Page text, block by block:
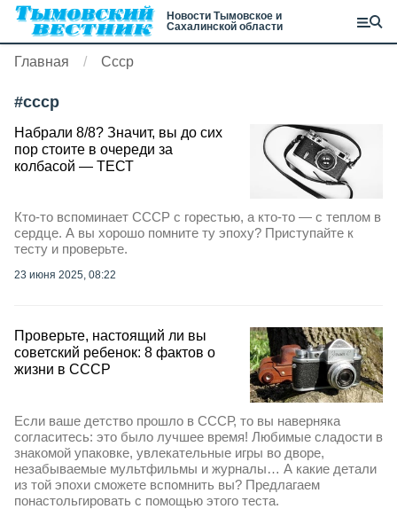
Новости Тымовское и
Сахалинской области
Главная Ссср
#ссср
Набрали 8/8? Значит, вы до сих
пор стоите в очереди за
колбасой — ТЕСТ
Кто-то вспоминает СССР с горестью, а кто-то — с теплом в
сердце. А вы хорошо помните ту эпоху? Приступайте к
тесту и проверьте.
23 июня 2025, 08:22
Проверьте, настоящий ли вы
советский ребенок: 8 фактов о
жизни в СССР
Если ваше детство прошло в СССР, то вы наверняка
согласитесь: это было лучшее время! Любимые сладости в
знакомой упаковке, увлекательные игры во дворе,
незабываемые мультфильмы и журналы… А какие детали
из той эпохи сможете вспомнить вы? Предлагаем
понастольгировать с помощью этого теста.